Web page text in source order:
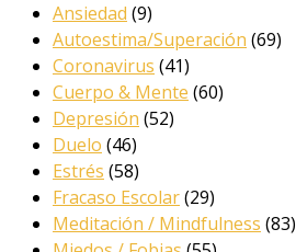
Ansiedad (9)
Autoestima/Superación (69)
Coronavirus (41)
Cuerpo & Mente (60)
Depresión (52)
Duelo (46)
Estrés (58)
Fracaso Escolar(29)
Meditación / Mindfulness (83)